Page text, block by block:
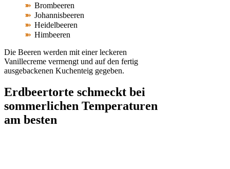
Brombeeren
Johannisbeeren
Heidelbeeren
Himbeeren
Die Beeren werden mit einer leckeren
Vanillecreme vermengt und auf den fertig
ausgebackenen Kuchenteig gegeben.
Erdbeertorte schmeckt bei
sommerlichen Temperaturen
am besten